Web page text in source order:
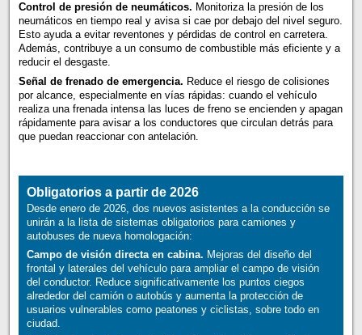
Control de presión de neumáticos. Monitoriza la presión de los
neumáticos en tiempo real y avisa si cae por debajo del nivel seguro.
Esto ayuda a evitar reventones y pérdidas de control en carretera.
Además, contribuye a un consumo de combustible más eficiente y a
reducir el desgaste.
Señal de frenado de emergencia. Reduce el riesgo de colisiones
por alcance, especialmente en vías rápidas: cuando el vehículo
realiza una frenada intensa las luces de freno se encienden y apagan
rápidamente para avisar a los conductores que circulan detrás para
que puedan reaccionar con antelación.
Obligatorios a partir de 2026
Desde enero de 2026, dos nuevos asistentes a la conducción se
unirán a la lista de sistemas obligatorios para camiones y
autobuses de nueva homologación:
Campo de visión directa en cabina. Mejoras del diseño del
frontal y laterales del vehículo para ampliar el campo de visión
del conductor. Reduce significativamente los puntos ciegos
alrededor del camión o autobús y aumenta la protección de
usuarios vulnerables como peatones y ciclistas, sobre todo en
ciudad.